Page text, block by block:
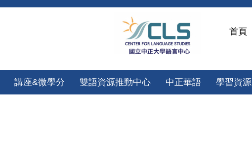
首頁
講座&微學分 雙語資源推動中心 中正華語 學習資源